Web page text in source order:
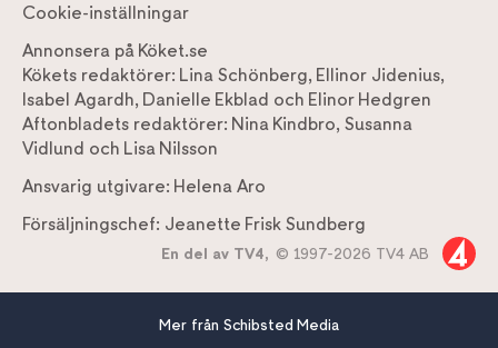
Cookie-inställningar
Annonsera på Köket.se
Kökets redaktörer: Lina Schönberg, Ellinor Jidenius,
Isabel Agardh, Danielle Ekblad och Elinor Hedgren
Aftonbladets redaktörer: Nina Kindbro, Susanna
Vidlund och Lisa Nilsson
Ansvarig utgivare: Helena Aro
Försäljningschef: Jeanette Frisk Sundberg
En del av TV4, © 1997-2026 TV4 AB
Mer från Schibsted Media